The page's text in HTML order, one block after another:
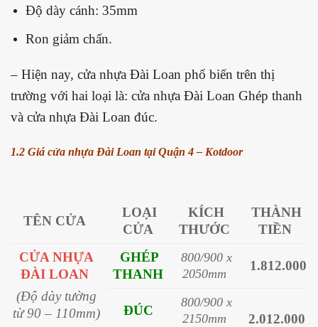
Độ dày cánh: 35mm
Ron giảm chấn.
– Hiện nay, cửa nhựa Đài Loan phổ biến trên thị
trường với hai loại là: cửa nhựa Đài Loan Ghép thanh
và cửa nhựa Đài Loan đúc.
1.2 Giá cửa nhựa Đài Loan tại Quận 4 – Kotdoor
TÊN CỬA
LOẠI
CỬA
KÍCH
THƯỚC
THÀNH
TIỀN
CỬA NHỰA
ĐÀI LOAN
(Độ dày tường
từ 90 – 110mm)
GHÉP
THANH
800/900 x
2050mm
1.812.000
ĐÚC
800/900 x
2150mm
2.012.000